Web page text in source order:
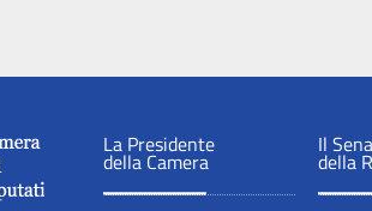
La Presidente
della Camera
Il
della